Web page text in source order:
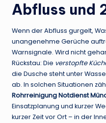
Abfluss und
Wenn der Abfluss gurgelt,
unangenehme Gerüche
Warnsignale. Wird nicht
Rückstau: Die verstopfte
die Dusche steht unter
ab. In solchen Situationen
Rohrreinigung Notdienst
Einsatzplanung und kurzer
kurzer Zeit vor Ort – in der